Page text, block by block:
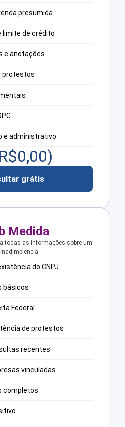
presumida
limite de crédito
e anotações
protestos
e administrativo
0,00)
grátis
Medida
todas as informações sobre um
do CNPJ
básicos
Federal
de protestos
recentes
vinculadas
completos